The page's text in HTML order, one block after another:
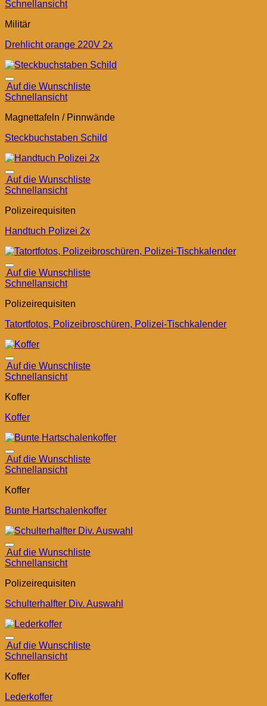
Schnellansicht
Militär
Drehlicht orange 220V 2x
Auf die Wunschliste
Schnellansicht
Magnettafeln / Pinnwände
Steckbuchstaben Schild
Auf die Wunschliste
Schnellansicht
Polizeirequisiten
Handtuch Polizei 2x
Auf die Wunschliste
Schnellansicht
Polizeirequisiten
Tatortfotos, Polizeibroschüren, Polizei-Tischkalender
Auf die Wunschliste
Schnellansicht
Koffer
Koffer
Auf die Wunschliste
Schnellansicht
Koffer
Bunte Hartschalenkoffer
Auf die Wunschliste
Schnellansicht
Polizeirequisiten
Schulterhalfter Div. Auswahl
Auf die Wunschliste
Schnellansicht
Koffer
Lederkoffer